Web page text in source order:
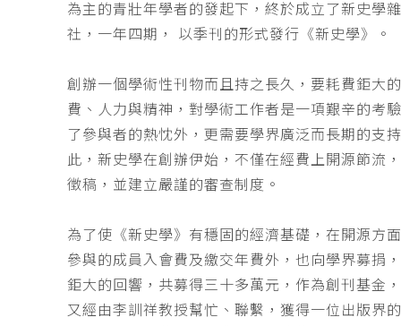
為主的青壯年學者的發起下，終於成立了新史學
社，一年四期， 以季刊的形式發行《新史學》。
創辦一個學術性刊物而且持之長久，要耗費鉅大
費、人力與精神，對學術工作者是一項艱辛的考
了參與者的熱忱外，更需要學界廣泛而長期的支
此，新史學在創辦伊始，不僅在經費上開源節流
徵稿，並建立嚴謹的審查制度。
為了使《新史學》有穩固的經濟基礎，在開源方
參與的成員入會費及繳交年費外，也向學界募捐
鉅大的回響，共募得三十多萬元，作為創刊基金
又經由李訓祥教授幫忙、聯繫，獲得一位出版界